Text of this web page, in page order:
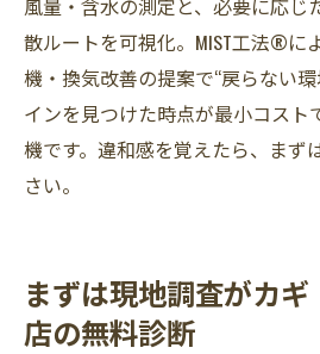
風量・含水の測定と、必要に応じ
散ルートを可視化。MIST工法®に
機・換気改善の提案で“戻らない
インを見つけた時点が最小コスト
機です。違和感を覚えたら、まず
さい。
まずは現地調査がカ
店の無料診断